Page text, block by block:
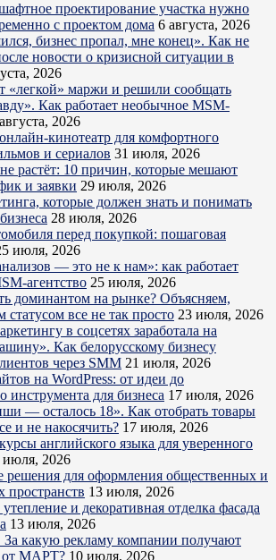
проектирование участка нужно
с проектом дома 6 августа, 2026
бизнес пропал, мне конец». Как не
новости о кризисной ситуации в
2026
«легкой» маржи и решили сообщать
Как работает необычное MSM-
2026
кинотеатр для комфортного
и сериалов 31 июля, 2026
растёт: 10 причин, которые мешают
и заявки 29 июля, 2026
которые должен знать и понимать
28 июля, 2026
перед покупкой: пошаговая
июля, 2026
— это не к нам»: как работает
агентство 25 июля, 2026
доминантом на рынке? Объясняем,
статусом все не так просто 23 июля, 2026
в соцсетях заработала на
Как белорусскому бизнесу
через SMM 21 июля, 2026
на WordPress: от идеи до
инструмента для бизнеса 17 июля, 2026
— осталось 18». Как отобрать товары
и не накосячить? 17 июля, 2026
английского языка для уверенного
июля, 2026
решения для оформления общественных и
пространств 13 июля, 2026
и декоративная отделка фасада
13 июля, 2026
За какую рекламу компании получают
от МАРТ? 10 июля, 2026